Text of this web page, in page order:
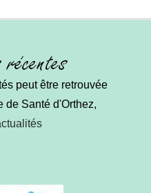
peut être retrouvée
de Santé d'Orthez,